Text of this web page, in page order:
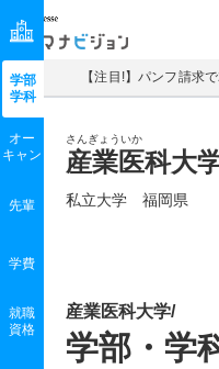
マナビジョン
【注目!】パンフ請求
さんぎょういか
産業医科大
私立大学 福岡県
学部
学科
オー
キャン
先輩
学費
就職
資格
産業医科大学/
学部・学